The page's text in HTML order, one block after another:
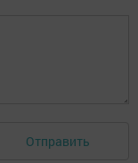
Отправить